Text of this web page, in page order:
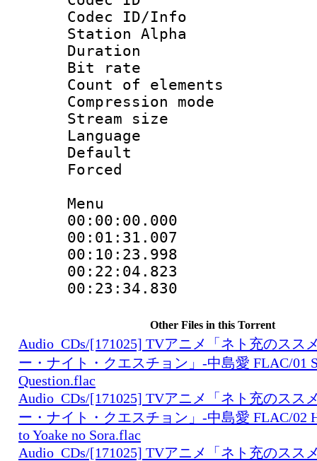
Codec ID/Info
Station Alpha
Duration :
Bit rate :
Count of
Compression
Stream size
Language
Default
Menu
Other Files in this Torrent
Audio_CDs/[171025] TVアニメ「ネト充のスス
ー・ナイト・クエスチョン」-中島愛 FLAC/01
Question.flac
Audio_CDs/[171025] TVアニメ「ネト充のスス
ー・ナイト・クエスチョン」-中島愛 FLAC/02
to Yoake no Sora.flac
Audio_CDs/[171025] TVアニメ「ネト充のスス